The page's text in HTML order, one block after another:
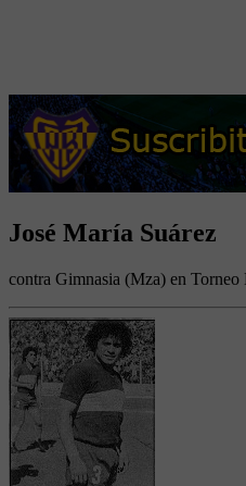
José María Suárez
contra Gimnasia (Mza) en